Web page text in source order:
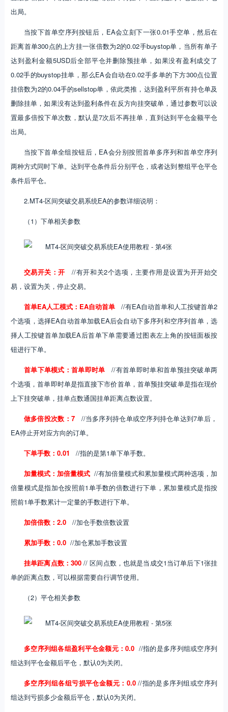
出局。
当按下首单空序列按钮后，EA会立刻下一张0.01手空单，然后在
距离首单300点的上方挂一张倍数为2的0.02手buystop单，当所有单子
达到盈利金额5USD后全部平仓并删除预挂单，如果没有盈利成交了
0.02手的buystop挂单，那么EA会自动在0.02手多单的下方300点位置
挂倍数为2的0.04手的sellstop单，依此类推，达到盈利平所有持仓单及
删除挂单，如果没有达到盈利条件在反方向挂突破单，通过参数可以设
置最多倍投下单次数，默认是7次后不再挂单，直到达到平仓金额平仓
出局。
当按下首单全组按钮后，EA会分别按照首单多序列和首单空序列
两种方式同时下单。达到平仓条件后分别平仓，或者达到整组平仓平仓
条件后平仓。
2.MT4-区间突破交易系统EA的参数详细说明：
（1）下单相关参数
交易开关：开
//有开和关2个选项，主要作用是设置为开开始交
易，设置为关，停止交易。
首单EA人工模式：EA自动首单 //有EA自动首单和人工按键首单2
个选项，选择EA自动首单加载EA后会自动下多序列和空序列首单，选
择人工按键首单加载EA后首单下单需要通过图表左上角的按钮面板按
钮进行下单。
首单下单模式：首单即时单
//有首单即时单和首单预挂突破单两
个选项，首单即时单是指直接下市价首单，首单预挂突破单是指在现价
上下挂突破单，挂单点数通国挂单距离点数设置。
做多倍投次数：7
//当多序列持仓单或空序列持仓单达到7单后，
EA停止开对应方向的订单。
下单手数：0.01 //指的是第1单下单手数。
加量模式：加倍量模式//有加倍量模式和累加量模式两种选项，加
倍量模式是指加仓按照前1单手数的倍数进行下单，累加量模式是指按
照前1单手数累计一定量的手数进行下单。
加倍倍数：2.0 //加仓手数倍数设置
累加手数：0.0 //加仓累加手数设置
挂单距离点数：300 // 区间点数，也就是当成交1当订单后下1张挂
单的距离点数，可以根据需要自行调节使用。
（2）平仓相关参数
多空序列组各组盈利平仓金额元：0.0 //指的是多序列组或空序列
组达到平仓金额后平仓，默认0为关闭。
多空序列组各组亏损平仓金额元：0.0//指的是多序列组或空序列
组达到亏损多少金额后平仓，默认0为关闭。